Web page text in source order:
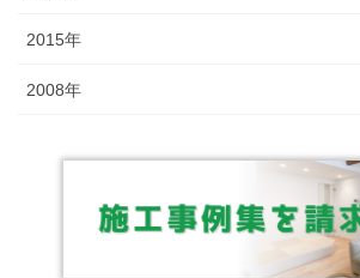
2015年
2008年